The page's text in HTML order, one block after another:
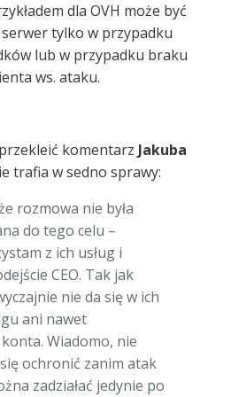
dla OVH może być
tylko w przypadku
lub w przypadku braku
ws. ataku.
komentarz Jakuba
trafia w sedno sprawy:
rozmowa nie była
do tego celu –
z ich usług i
CEO. Tak jak
nie da się w ich
ani nawet
Wiadomo, nie
ochronić zanim atak
zadziałać jedynie po